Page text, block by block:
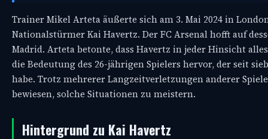
Trainer Mikel Arteta äußerte sich am 3. Mai 2024 in
Nationalstürmer Kai Havertz. Der FC Arsenal hofft auf
Madrid. Arteta betonte, dass Havertz in jeder Hinsicht
die Bedeutung des 26-jährigen Spielers hervor, der seit
habe. Trotz mehrerer Langzeitverletzungen anderer
bewiesen, solche Situationen zu meistern.
Hintergrund zu Kai Havertz